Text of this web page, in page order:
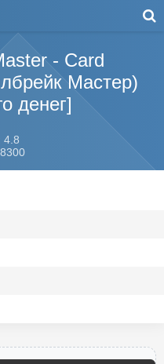
- Card
Мастер)
денег]
4.8